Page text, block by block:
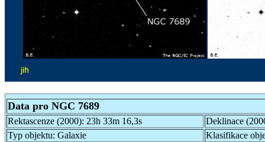
Data pro NGC 7689
Rektascenze (2000): 23h 33m 16,3s
Deklinace
Typ objektu: Galaxie
Klasifikace